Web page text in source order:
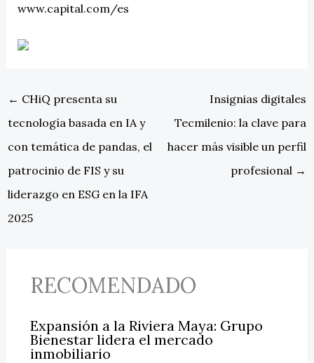
www.capital.com/es
← CHiQ presenta su
tecnología basada en IA y
con temática de pandas, el
patrocinio de FIS y su
liderazgo en ESG en la IFA
2025
Insignias digitales
Tecmilenio: la clave para
hacer más visible un perfil
profesional →
RECOMENDADO
Expansión a la Riviera Maya: Grupo
Bienestar lidera el mercado
inmobiliario